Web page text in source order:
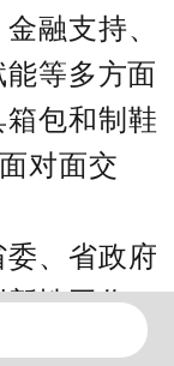
融支持、
等多方面
包和制鞋
对面交
、省政府
性工作，
前广东已